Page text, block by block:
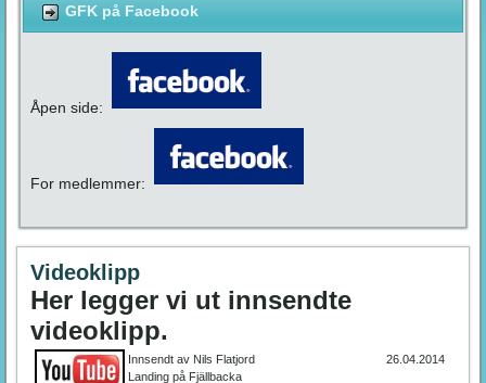
GFK på Facebook
Åpen side:
For medlemmer:
Videoklipp
Her legger vi ut innsendte
videoklipp.
Innsendt av Nils Flatjord
Landing på Fjällbacka
26.04.2014